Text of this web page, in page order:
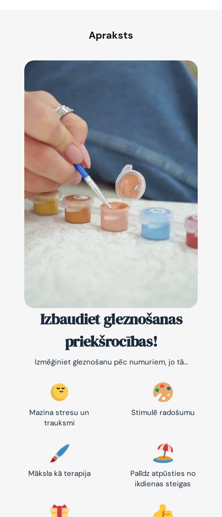
Apraksts
Izbaudiet gleznošanas
priekšrocības!
Izmēģiniet gleznošanu pēc numuriem, jo tā…
Mazina stresu un
trauksmi
Stimulē radošumu
Māksla kā terapija
Palīdz atpūsties no
ikdienas steigas